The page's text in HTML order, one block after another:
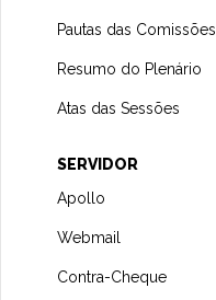
Pautas das Comissões
Resumo do Plenário
Atas das Sessões
SERVIDOR
Apollo
Webmail
Contra-Cheque